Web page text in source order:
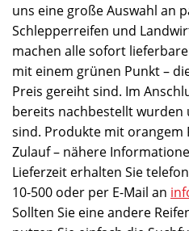
uns eine große Auswahl an
Schlepperreifen und
machen alle sofort
mit einem grünen Punkt –
Preis gereiht sind. Im
bereits nachbestellt
sind. Produkte mit orangem
Zulauf – nähere
Lieferzeit erhalten Sie
10-500 oder per E-Mail an
Sollten Sie eine andere